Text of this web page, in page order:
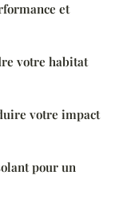
et
votre habitat
votre impact
pour un